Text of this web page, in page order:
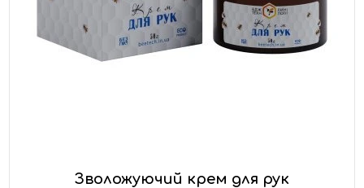
Зволожуючий крем для рук